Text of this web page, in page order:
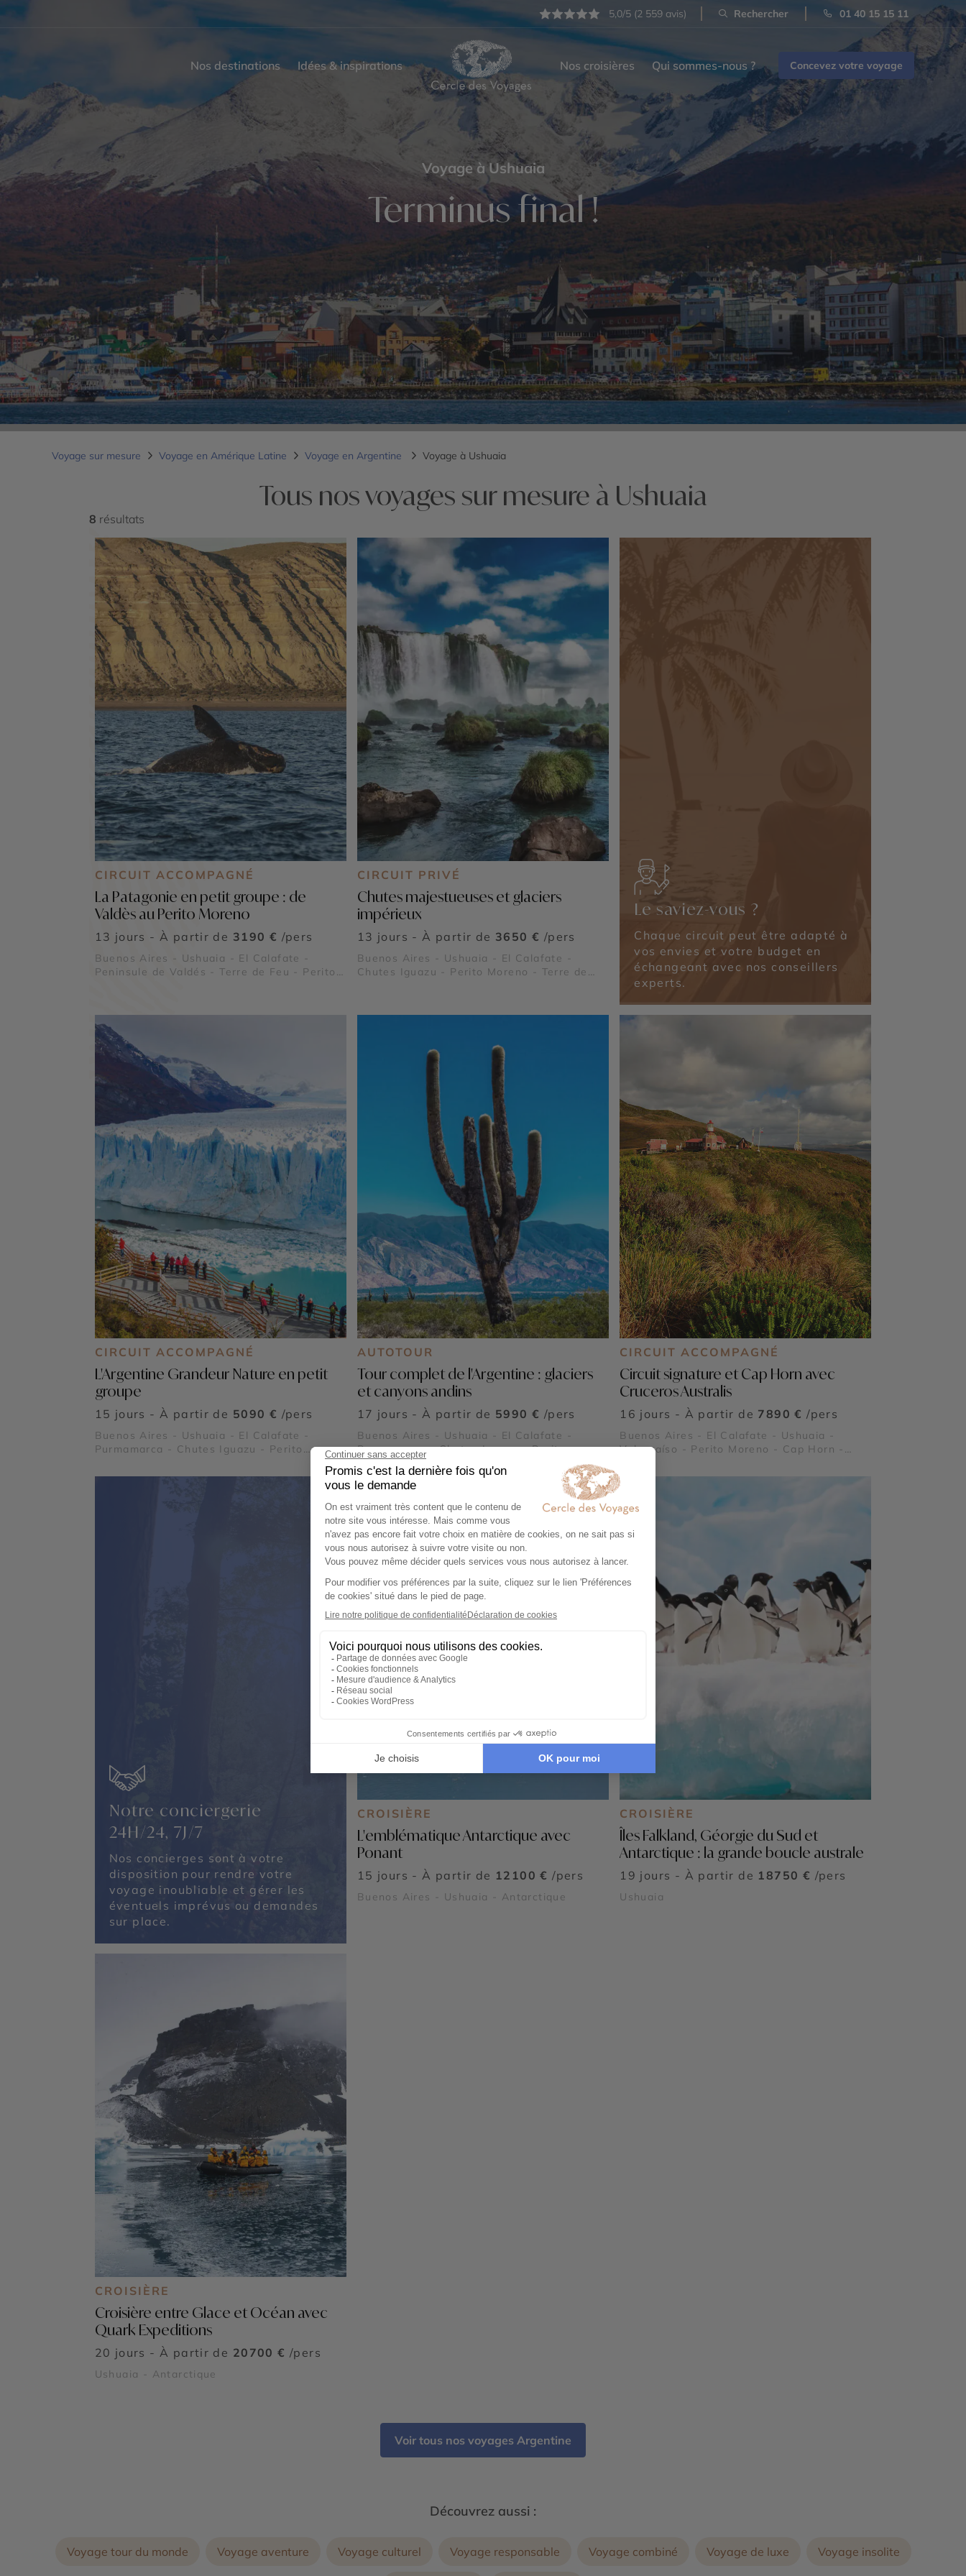
5,0/5 (2 559 avis) Rechercher 01 40 15 15 11
Nos destinations Idées & inspirations Nos croisières Qui sommes-nous ? Concevez votre voyage
Voyage à Ushuaia
Terminus final !
Voyage sur mesure Voyage en Amérique Latine Voyage en Argentine Voyage à Ushuaia
Tous nos voyages sur mesure à Ushuaia
8 résultats
CIRCUIT ACCOMPAGNÉ
La Patagonie en petit groupe : de
Valdès au Perito Moreno
13 jours - À partir de 3190 € /pers
Buenos Aires - Ushuaia - El Calafate -
Peninsule de Valdés - Terre de Feu - Perito
CIRCUIT PRIVÉ
Chutes majestueuses et glaciers
impérieux
13 jours - À partir de 3650 € /pers
Buenos Aires - Ushuaia - El Calafate -
Chutes Iguazu - Perito Moreno - Terre de
Le saviez-vous ?
Chaque circuit peut être adapté à
vos envies et votre budget en
échangeant avec nos conseillers
experts.
CIRCUIT ACCOMPAGNÉ
L'Argentine Grandeur Nature en petit
groupe
15 jours - À partir de 5090 € /pers
Buenos Aires - Ushuaia - El Calafate -
Purmamarca - Chutes Iguazu - Perito
AUTOTOUR
Tour complet de l'Argentine : glaciers
et canyons andins
17 jours - À partir de 5990 € /pers
Buenos Aires - Ushuaia - El Calafate -
Purmamarca - Chutes Iguazu - Perito
Moreno - Terre de Feu - Salinas Grandes
CIRCUIT ACCOMPAGNÉ
Circuit signature et Cap Horn avec
Cruceros Australis
16 jours - À partir de 7890 € /pers
Buenos Aires - El Calafate - Ushuaia -
Valparaíso - Perito Moreno - Cap Horn -
- Antarctique
Notre conciergerie
24H/24, 7J/7
Nos concierges sont à votre
disposition pour rendre votre
voyage inoubliable et gérer les
éventuels imprévus ou demandes
sur place.
CROISIÈRE
L'emblématique Antarctique avec
Ponant
15 jours - À partir de 12100 € /pers
Buenos Aires - Ushuaia - Antarctique
CROISIÈRE
Îles Falkland, Géorgie du Sud et
Antarctique : la grande boucle australe
19 jours - À partir de 18750 € /pers
Ushuaia
CROISIÈRE
Croisière entre Glace et Océan avec
Quark Expeditions
20 jours - À partir de 20700 € /pers
Ushuaia - Antarctique
Voir tous nos voyages Argentine
Découvrez aussi :
Voyage tour du monde Voyage aventure Voyage culturel Voyage responsable Voyage combiné Voyage de luxe Voyage insolite